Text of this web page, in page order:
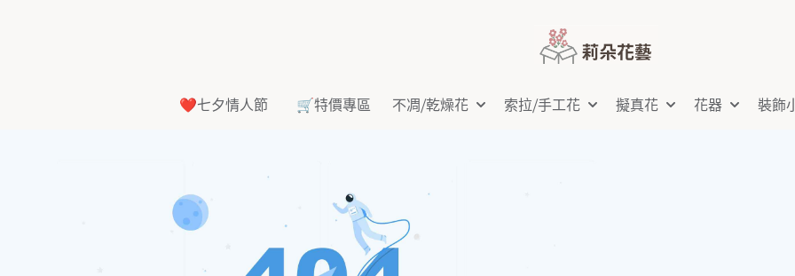
❤️七夕情人節 🛒特價專區 不凋⧸乾燥花 索拉⧸手工花 擬真花 花器 裝飾